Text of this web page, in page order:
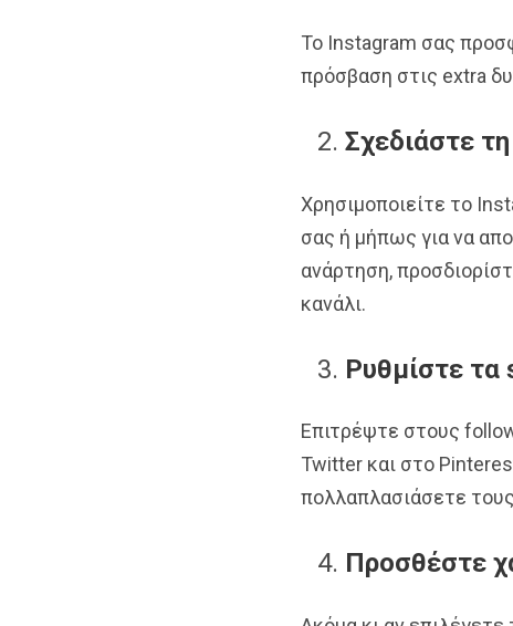
To Instagram σας
πρόσβαση στις extra
Σχεδιάστε τη
Χρησιμοποιείτε το
σας ή μήπως για να
ανάρτηση,
κανάλι.
Ρυθμίστε τα
Επιτρέψτε στους
Twitter και στο
πολλαπλασιάσετε
Προσθέστε